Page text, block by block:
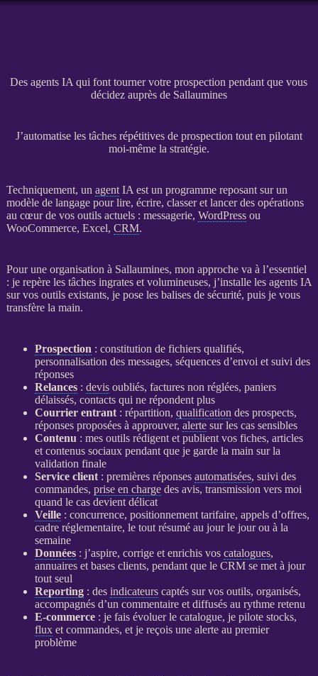
Des agents IA qui font tourner votre prospection pendant que vous
décidez auprès de Sallaumines
J’automatise les tâches répétitives de prospection tout en pilotant
moi-même la stratégie.
Techniquement, un agent IA est un programme reposant sur un
modèle de langage pour lire, écrire, classer et lancer des opérations
au cœur de vos outils actuels : messagerie, WordPressou
WooCommerce, Excel, CRM.
Pour une organisation à Sallaumines, mon approche va à l’essentiel
: je repère les tâches ingrates et volumineuses, j’installe les agents IA
sur vos outils existants, je pose les balises de sécurité, puis je vous
transfère la main.
Prospection : constitution de fichiers qualifiés,
personnalisation des messages, séquences d’envoi et suivi des
réponses
Relances: devisoubliés, factures non réglées, paniers
délaissés, contacts qui ne répondent plus
Courrier entrant: répartition, qualification des prospects,
réponses proposées à approuver, alertesur les cas sensibles
Contenu : mes outils rédigent et publient vos fiches, articles
et contenus sociaux pendant que je garde la main sur la
validation finale
Service client: premières réponses automatisées, suivi des
commandes, prise en chargedes avis, transmission vers moi
quand le cas devient délicat
Veille: concurrence, positionnement tarifaire, appels d’offres,
cadre réglementaire, le tout résumé au jour le jour ou à la
semaine
Données: j’aspire, corrige et enrichis vos catalogues,
annuaires et bases clients, pendant que le CRMse met à jour
tout seul
Reporting: des indicateurscaptés sur vos outils, organisés,
accompagnés d’un commentaire et diffusés au rythme retenu
E-commerce: je fais évoluer le catalogue, je pilote stocks,
fluxet commandes, et je reçois une alerteau premier
problème